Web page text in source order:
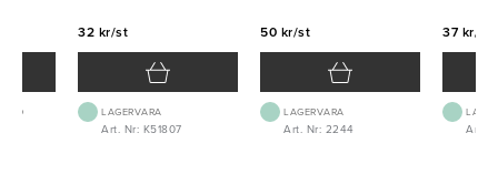
1-2D
32 kr/st
LAGERVARA
Art. Nr: K51807
50 kr/st
LAGERVARA
Art. Nr: 2244
37 kr/st
Art.